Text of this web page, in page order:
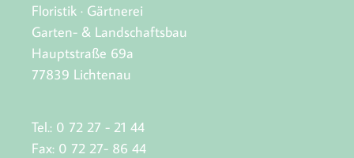
Floristik · Gärtnerei
Garten- & Landschaftsbau
Hauptstraße 69a
77839 Lichtenau
Tel.: 0 72 27 - 21 44
Fax: 0 72 27- 86 44